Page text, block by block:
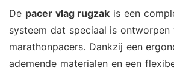
De pacer vlag rugzak is een
systeem dat speciaal is ontworpen
marathonpacers. Dankzij een
ademende materialen en een